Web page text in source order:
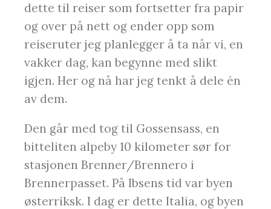
dette til reiser som fortsetter fra papir
og over på nett og ender opp som
reiseruter jeg planlegger å ta når vi, en
vakker dag, kan begynne med slikt
igjen. Her og nå har jeg tenkt å dele én
av dem.
Den går med tog til Gossensass, en
bitteliten alpeby 10 kilometer sør for
stasjonen Brenner/Brennero i
Brennerpasset. På Ibsens tid var byen
østerriksk. I dag er dette Italia, og byen